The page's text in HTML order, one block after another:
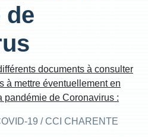
de
documents à consulter
à mettre éventuellement en
pandémie de Coronavirus :
19 / CCI CHARENTE